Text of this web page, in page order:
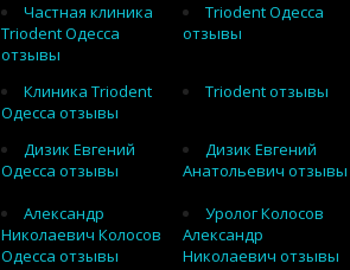
Частная клиника
Triodent Одесса
отзывы
Triodent Одесса
отзывы
Клиника Triodent
Одесса отзывы
Triodent отзывы
Дизик Евгений
Одесса отзывы
Дизик Евгений
Анатольевич отзывы
Александр
Николаевич Колосов
Одесса отзывы
Уролог Колосов
Александр
Николаевич отзывы